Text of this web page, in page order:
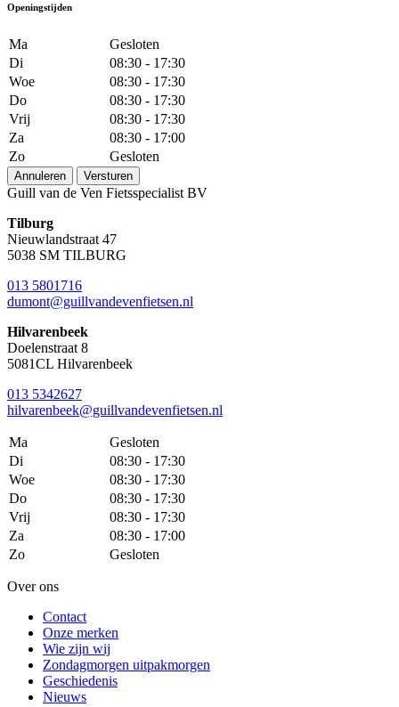
Openingstijden
Ma
Gesloten
Di
08:30 - 17:30
Woe
08:30 - 17:30
Do
08:30 - 17:30
Vrij
08:30 - 17:30
Za
08:30 - 17:00
Zo
Gesloten
Annuleren Versturen
Guill van de Ven Fietsspecialist BV
Tilburg
Nieuwlandstraat 47
5038 SM TILBURG
013 5801716
dumont@guillvandevenfietsen.nl
Hilvarenbeek
Doelenstraat 8
5081CL Hilvarenbeek
013 5342627
hilvarenbeek@guillvandevenfietsen.nl
Ma
Gesloten
Di
08:30 - 17:30
Woe
08:30 - 17:30
Do
08:30 - 17:30
Vrij
08:30 - 17:30
Za
08:30 - 17:00
Zo
Gesloten
Over ons
Contact
Onze merken
Wie zijn wij
Zondagmorgen uitpakmorgen
Geschiedenis
Nieuws